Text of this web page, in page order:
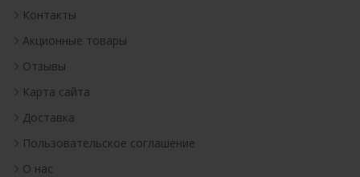
Контакты
Акционные товары
Отзывы
Карта сайта
Доставка
Пользовательское соглашение
О нас